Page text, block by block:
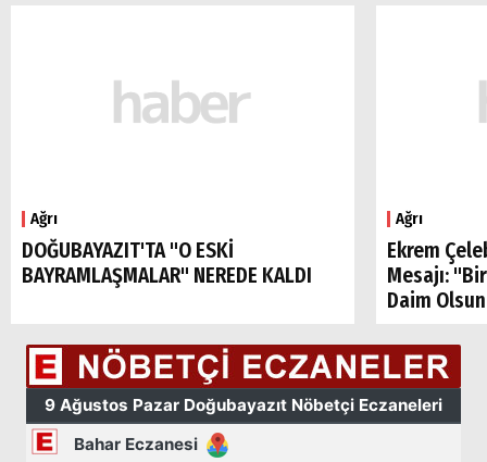
Ağrı
DOĞUBAYAZIT'TA "O ESKİ
BAYRAMLAŞMALAR" NEREDE KALDI
Ağrı
Ekrem
Mesajı:
Daim